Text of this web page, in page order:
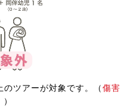
のツアーが対象です。（ 傷害
）